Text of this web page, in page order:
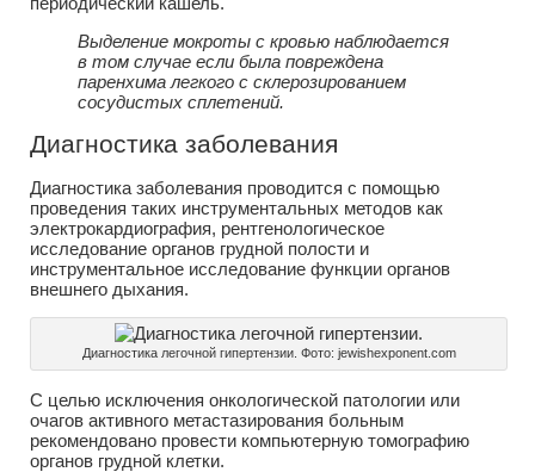
Выделение мокроты с кровью наблюдается
в том случае если была повреждена
паренхима легкого с склерозированием
сосудистых сплетений.
Диагностика заболевания
Диагностика заболевания проводится с помощью
проведения таких инструментальных методов как
электрокардиография, рентгенологическое
исследование органов грудной полости и
инструментальное исследование функции органов
внешнего дыхания.
Диагностика легочной гипертензии. Фото: jewishexponent.com
С целью исключения онкологической патологии или
очагов активного метастазирования больным
рекомендовано провести компьютерную томографию
органов грудной клетки.